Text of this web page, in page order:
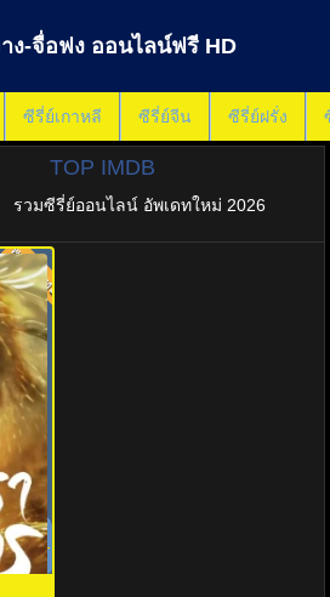
ง-จื่อฟง ออนไลน์ฟรี HD
ซีรี่ย์เกาหลี ซีรี่ย์จีน ซีรี่ย์ฝรั่ง
TOP IMDB
รวมซีรี่ย์ออนไลน์ อัพเดทใหม่ 2026
EP.1-
พากย์ไทย